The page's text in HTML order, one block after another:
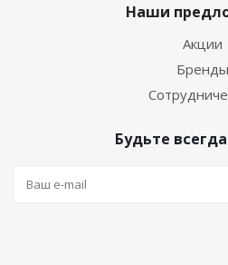
Наши
Акции
Бренды
Будьте